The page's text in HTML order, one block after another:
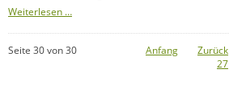
Weiterlesen …Neuer
Seite 30 von 30
Anfang Zurück
27